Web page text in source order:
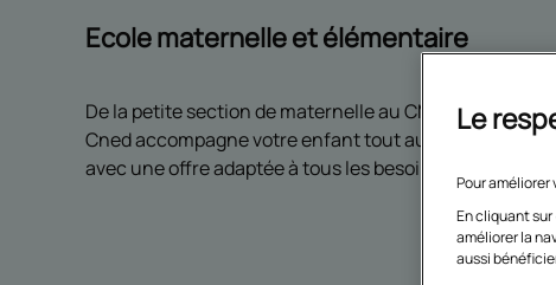
Ecole maternelle et élémentaire
De la petite section de maternelle au CM2, en
Cned accompagne votre enfant tout au long de son
avec une offre adaptée à tous les besoins.
Le
Pour
En cliquant
améliorer la
aussi